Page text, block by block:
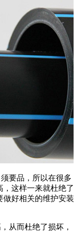
要品，所以在很多
这样一来就杜绝了
做好相关的维护安装
从而杜绝了损坏，